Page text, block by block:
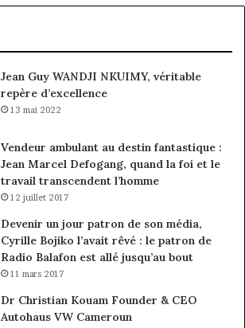
la
Jean Guy WANDJI NKUIMY, véritable
repère d’excellence
13 mai 2022
Vendeur ambulant au destin fantastique :
Jean Marcel Defogang, quand la foi et le
travail transcendent l’homme
12 juillet 2017
Devenir un jour patron de son média,
Cyrille Bojiko l’avait rêvé : le patron de
Radio Balafon est allé jusqu’au bout
11 mars 2017
Dr Christian Kouam Founder & CEO
Autohaus VW Cameroun